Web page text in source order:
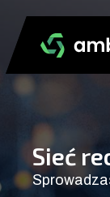
Sieć